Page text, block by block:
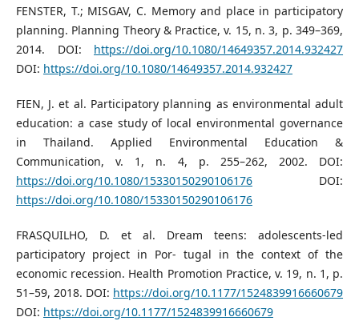
FENSTER, T.; MISGAV, C. Memory and place in participatory
planning. Planning Theory & Practice, v. 15, n. 3, p. 349–369,
2014. DOI: https://doi.org/10.1080/14649357.2014.932427
DOI: https://doi.org/10.1080/14649357.2014.932427
FIEN, J. et al. Participatory planning as environmental adult
education: a case study of local environmental governance
in Thailand. Applied Environmental Education &
Communication, v. 1, n. 4, p. 255–262, 2002. DOI:
https://doi.org/10.1080/15330150290106176DOI:
https://doi.org/10.1080/15330150290106176
FRASQUILHO, D. et al. Dream teens: adolescents-led
participatory project in Por- tugal in the context of the
economic recession. Health Promotion Practice, v. 19, n. 1, p.
51–59, 2018. DOI: https://doi.org/10.1177/1524839916660679
DOI: https://doi.org/10.1177/1524839916660679